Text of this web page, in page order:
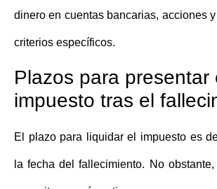
dinero en cuentas bancarias, acciones
criterios específicos.
Plazos para presentar
impuesto tras el
El plazo para liquidar el impuesto es
la fecha del fallecimiento. No